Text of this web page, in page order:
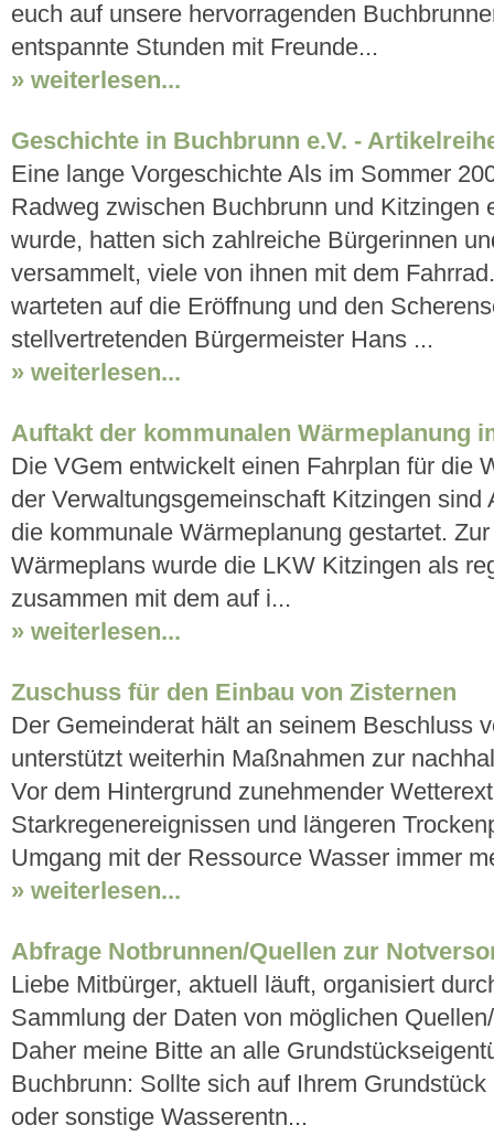
euch auf unsere hervorragenden
entspannte Stunden mit Freunde...
» weiterlesen...
Geschichte in Buchbrunn e.V. -
Eine lange Vorgeschichte Als im Sommer
Radweg zwischen Buchbrunn und Kitzingen
wurde, hatten sich zahlreiche Bürgerinnen
versammelt, viele von ihnen mit dem
warteten auf die Eröffnung und den
stellvertretenden Bürgermeister Hans ...
» weiterlesen...
Auftakt der kommunalen Wärmeplanung
Die VGem entwickelt einen Fahrplan für die
der Verwaltungsgemeinschaft Kitzingen sind
die kommunale Wärmeplanung gestartet.
Wärmeplans wurde die LKW Kitzingen als
zusammen mit dem auf i...
» weiterlesen...
Zuschuss für den Einbau von Zisternen
Der Gemeinderat hält an seinem Beschluss
unterstützt weiterhin Maßnahmen zur
Vor dem Hintergrund zunehmender
Starkregenereignissen und längeren
Umgang mit der Ressource Wasser immer
» weiterlesen...
Abfrage Notbrunnen/Quellen zur
Liebe Mitbürger, aktuell läuft, organisiert
Sammlung der Daten von möglichen
Daher meine Bitte an alle
Buchbrunn: Sollte sich auf Ihrem
oder sonstige Wasserentn...